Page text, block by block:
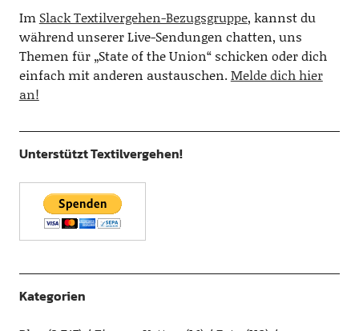
Im Slack Textilvergehen-Bezugsgruppe, kannst du
während unserer Live-Sendungen chatten, uns
Themen für „State of the Union“ schicken oder dich
einfach mit anderen austauschen.Melde dich hier
an!
Unterstützt Textilvergehen!
Kategorien